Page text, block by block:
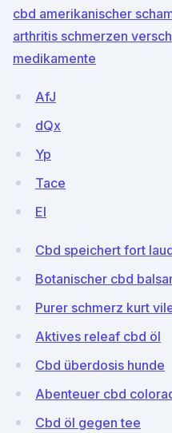
cbd amerikanischer
arthritis schmerzen
medikamente
AfJ
dQx
Yp
Tace
EI
Cbd speichert fort
Botanischer cbd
Purer schmerz kurt
Aktives releaf cbd öl
Cbd überdosis hunde
Abenteuer cbd
Cbd öl gegen tee